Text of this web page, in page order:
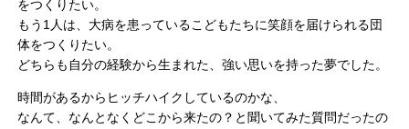
をつくりたい。
もう1人は、大病を患っているこどもたちに笑顔を届けられる団
体をつくりたい。
どちらも自分の経験から生まれた、強い思いを持った夢でした。
時間があるからヒッチハイクしているのかな、
なんて、なんとなくどこから来たの？と聞いてみた質問だったの